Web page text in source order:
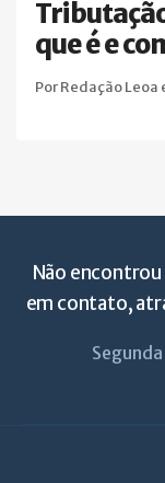
que é e
Por Redação
Não encontrou
em contato,